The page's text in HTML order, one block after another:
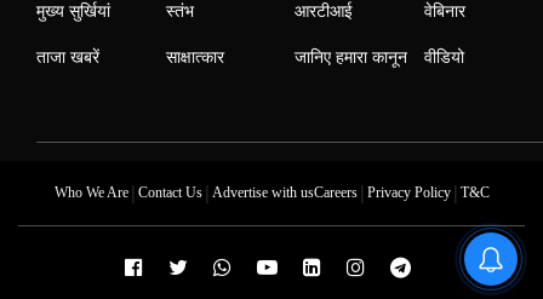
मुख्य सुर्खियां
ताजा खबरें
स्तंभ
साक्षात्कार
आरटीआई
जानिए हमारा कानून
वेबिनार
वीडियो
Who We Are| Contact Us| Advertise with usCareers| Privacy Policy| T&C